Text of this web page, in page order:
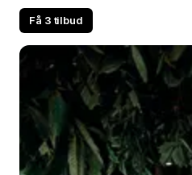
Få 3 tilbud